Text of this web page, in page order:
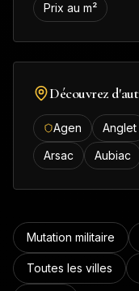
Prix au m²
Découvrez
Agen Anglet
Arsac
Aubiac
Mutation militaire
Toutes les villes